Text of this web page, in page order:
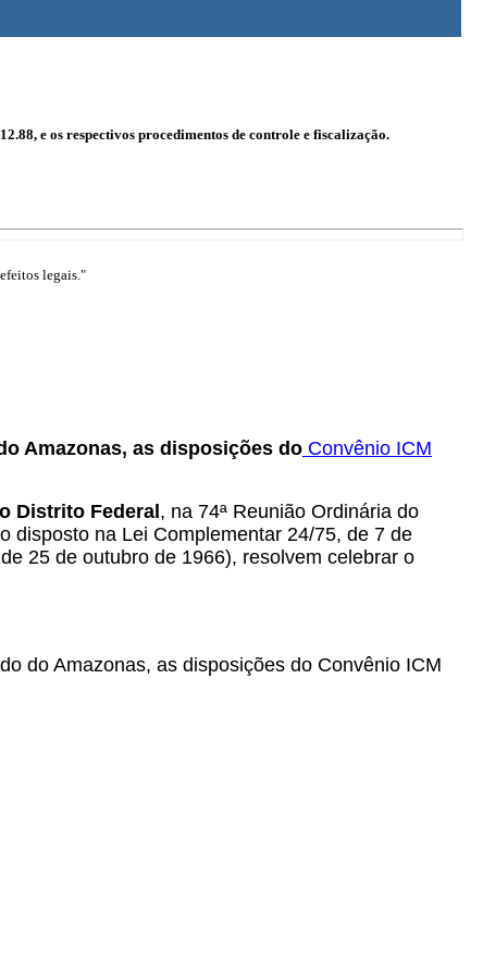
e os respectivos procedimentos de controle e fiscalização.
legais."
Amazonas, as disposições do Convênio ICM
Distrito Federal , na 74ª Reunião Ordinária do
disposto na Lei Complementar 24/75, de 7 de
25 de outubro de 1966), resolvem celebrar o
do Amazonas, as disposições do Convênio ICM